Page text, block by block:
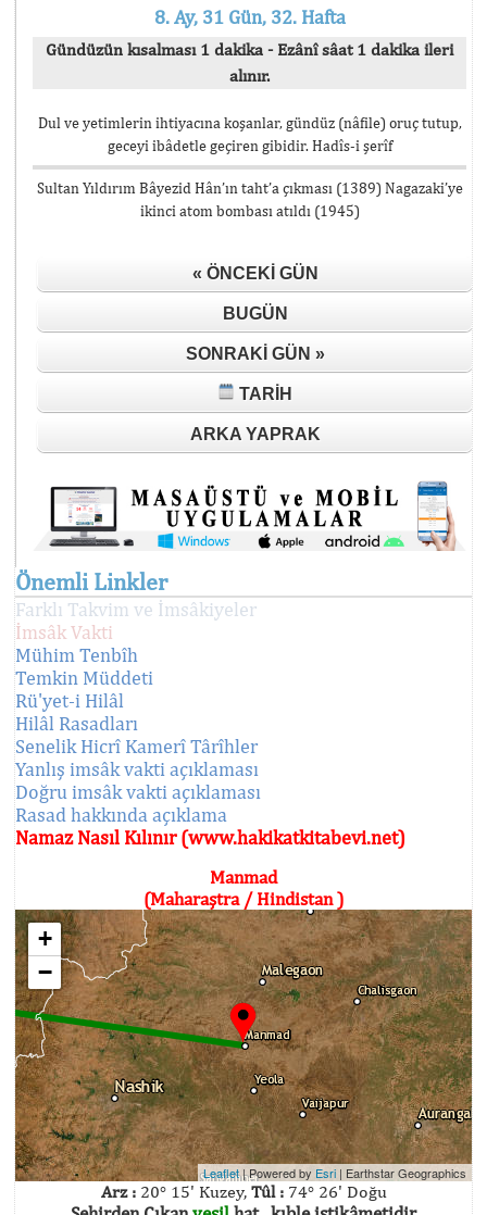
8. Ay, 31 Gün, 32. Hafta
Gündüzün kısalması 1 dakika - Ezânî sâat 1 dakika ileri
alınır.
Dul ve yetimlerin ihtiyacına koşanlar, gündüz (nâfile) oruç tutup,
geceyi ibâdetle geçiren gibidir. Hadîs-i şerîf
Sultan Yıldırım Bâyezid Hân’ın taht’a çıkması (1389) Nagazaki’ye
ikinci atom bombası atıldı (1945)
« ÖNCEKI GÜN
BUGÜN
SONRAKI GÜN »
TARIH
ARKA YAPRAK
Önemli Linkler
Farklı Takvim ve İmsâkiyeler
İmsâk Vakti
Mühim Tenbîh
Temkin Müddeti
Rü'yet-i Hilâl
Hilâl Rasadları
Senelik Hicrî Kamerî Târîhler
Yanlış imsâk vakti açıklaması
Doğru imsâk vakti açıklaması
Rasad hakkında açıklama
Namaz Nasıl Kılınır (www.hakikatkitabevi.net)
Manmad
(Maharaştra / Hindistan )
+
−
Leaflet| Powered by Esri | Earthstar Geographics
Arz :20° 15' Kuzey, Tûl :74° 26' Doğu